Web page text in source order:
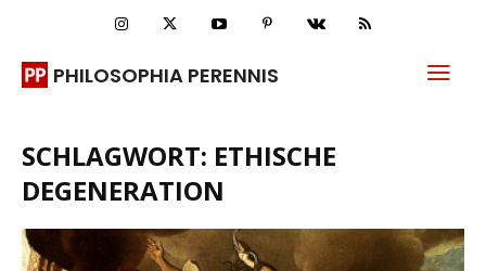
PHILOSOPHIA PERENNIS
SCHLAGWORT: ETHISCHE
DEGENERATION